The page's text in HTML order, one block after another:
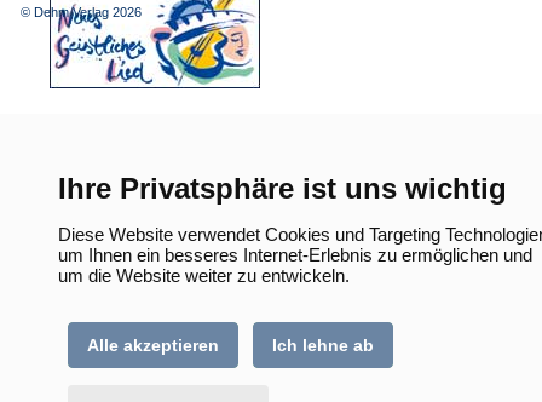
Ihre Privatsphäre ist uns wichtig
Diese Website verwendet Cookies und Targeting
um Ihnen ein besseres Internet-Erlebnis zu ermöglichen und
um die Website weiter zu entwickeln.
Alle akzeptieren Ich lehne ab
© Dehm Verlag 2026